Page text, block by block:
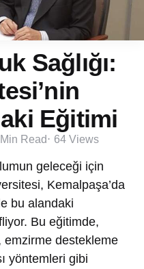
Sağlığı:
Eğitimi
Read 64 Views
geleceği için
Kemalpaşa’da
bu alandaki
Bu eğitimde,
emzirme destekleme
yöntemleri gibi